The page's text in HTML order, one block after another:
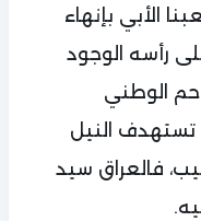
الأبي بإنهاء
رأسه الوجود
الوطني
تستهدف النيل
فالعراق سيد